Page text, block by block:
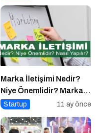
Marka İletişimi Nedir?
Niye Önemlidir? Marka
İletişimi Nasıl Yapılır?
Startup 11 ay önce